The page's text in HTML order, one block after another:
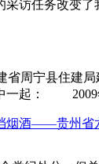
采访任务改变
省周宁县住建
一起： 2009
烟酒——贵州省